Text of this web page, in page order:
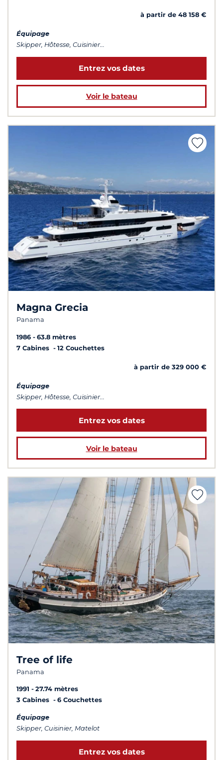
à partir de 48 158 €
Équipage
Skipper, Hôtesse, Cuisinier...
Entrez vos dates
Voir le bateau
Magna Grecia
Panama
1986
63.8 mètres
7 Cabines
12 Couchettes
à partir de 329 000 €
Équipage
Skipper, Hôtesse, Cuisinier...
Entrez vos dates
Voir le bateau
Tree of life
Panama
1991
27.74 mètres
3 Cabines
6 Couchettes
Équipage
Skipper, Cuisinier, Matelot
Entrez vos dates